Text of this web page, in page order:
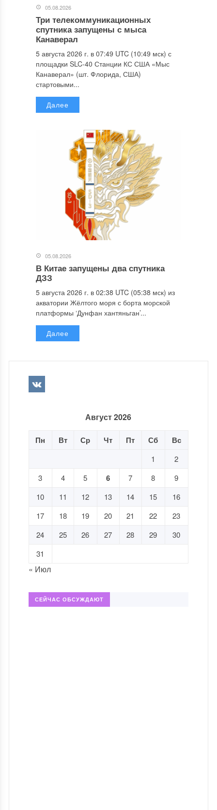
05.08.2026
Три телекоммуникационных
спутника запущены с мыса
Канаверал
5 августа 2026 г. в 07:49 UTC (10:49 мск) с
площадки SLC-40 Станции КС США «Мыс
Канаверал» (шт. Флорида, США)
стартовыми...
Далее
05.08.2026
В Китае запущены два спутника
ДЗЗ
5 августа 2026 г. в 02:38 UTC (05:38 мск) из
акватории Жёлтого моря с борта морской
платформы ‘Дунфан хантяньган’...
Далее
Август 2026
Пн Вт Ср Чт Пт Сб Вс
1
2
3
4 5 6 7 8
9
10
11 12 13 14 15
16
17
18 19 20 21 22
23
24
25 26 27 28 29
30
31
« Июл
СЕЙЧАС ОБСУЖДАЮТ